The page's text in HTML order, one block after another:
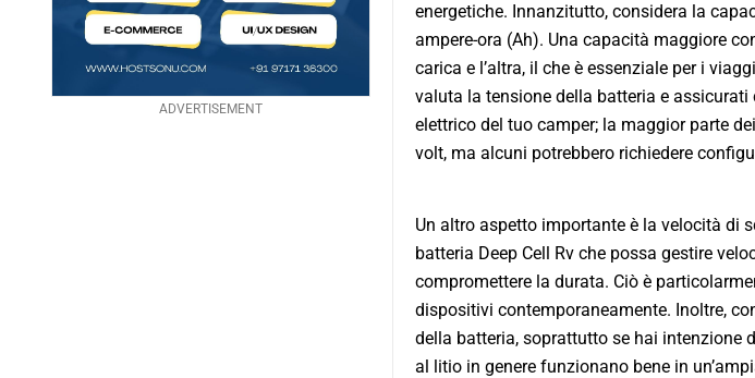
ADVERTISEMENT
energetiche. Innanzitutto, considera la
ampere-ora (Ah). Una capacità maggiore
carica e l’altra, il che è essenziale per i
valuta la tensione della batteria e
elettrico del tuo camper; la maggior parte
volt, ma alcuni potrebbero richiedere
Un altro aspetto importante è la velocità di
batteria Deep Cell Rvche possa gestire
compromettere la durata. Ciò è
dispositivi contemporaneamente. Inoltre,
della batteria, soprattutto se hai intenzione
al litio in genere funzionano bene in